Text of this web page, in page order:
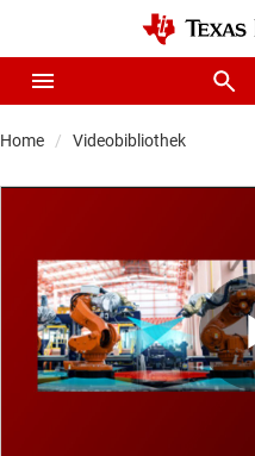
Home Videobibliothek